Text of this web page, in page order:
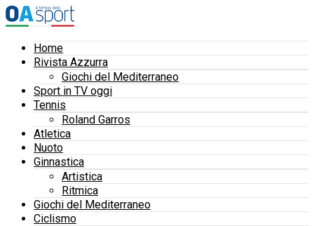
Home
Rivista Azzurra
Giochi del Mediterraneo
Sport in TV oggi
Tennis
Roland Garros
Atletica
Nuoto
Ginnastica
Artistica
Ritmica
Giochi del Mediterraneo
Ciclismo